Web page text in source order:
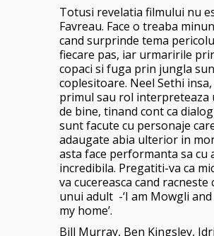
Totusi revelatia filmului nu
Favreau. Face o treaba
cand surprinde tema
fiecare pas, iar urmaririle
copaci si fuga prin jungla
coplesitoare. Neel Sethi
primul sau rol interpreteaza
de bine, tinand cont ca
sunt facute cu personaje
adaugate abia ulterior in
asta face performanta sa cu
incredibila. Pregatiti-va ca
va cucereasca cand racneste
unui adult -‘I am Mowgli
my home’.
Bill Murray, Ben Kingsley,